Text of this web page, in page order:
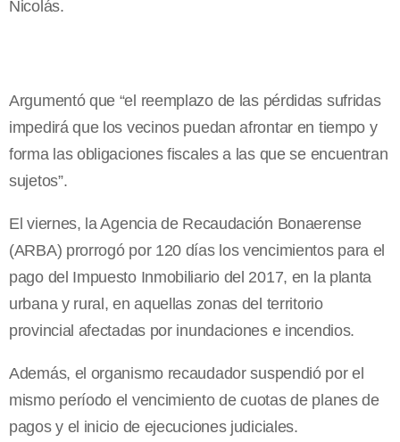
Nicolás.
Argumentó que “el reemplazo de las pérdidas sufridas
impedirá que los vecinos puedan afrontar en tiempo y
forma las obligaciones fiscales a las que se encuentran
sujetos”.
El viernes, la Agencia de Recaudación Bonaerense
(ARBA) prorrogó por 120 días los vencimientos para el
pago del Impuesto Inmobiliario del 2017, en la planta
urbana y rural, en aquellas zonas del territorio
provincial afectadas por inundaciones e incendios.
Además, el organismo recaudador suspendió por el
mismo período el vencimiento de cuotas de planes de
pagos y el inicio de ejecuciones judiciales.